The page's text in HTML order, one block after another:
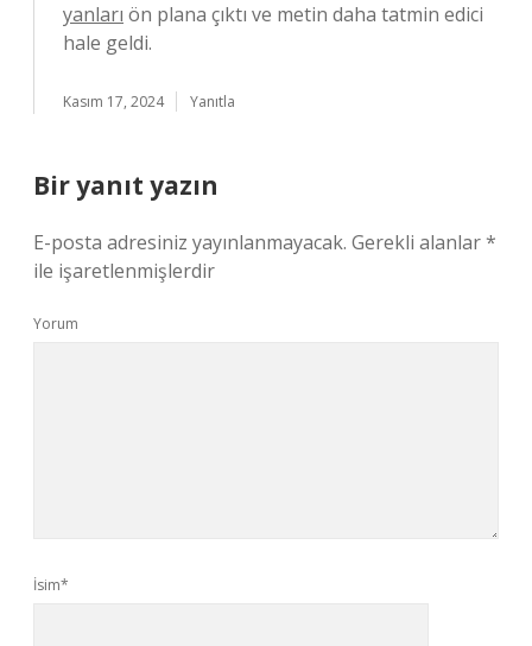
yanları ön plana çıktı ve metin daha tatmin edici
hale geldi.
Kasım 17, 2024 Yanıtla
Bir yanıt yazın
E-posta adresiniz yayınlanmayacak. Gerekli alanlar*
ile işaretlenmişlerdir
Yorum
İsim*